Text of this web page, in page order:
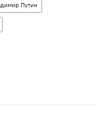
Путин